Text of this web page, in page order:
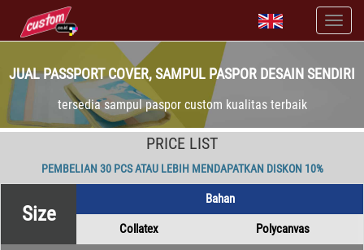
JUAL PASSPORT COVER, SAMPUL PASPOR DESAIN SENDIRI
tersedia sampul paspor custom kualitas terbaik
PRICE LIST
PEMBELIAN 30 PCS ATAU LEBIH MENDAPATKAN DISKON 10%
Size
Bahan
Collatex Polycanvas